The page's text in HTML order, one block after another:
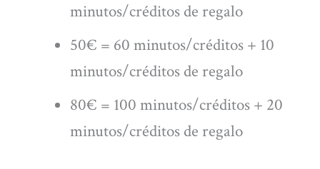
minutos/créditos de regalo
50€ = 60 minutos/créditos + 10
minutos/créditos de regalo
80€ = 100 minutos/créditos + 20
minutos/créditos de regalo